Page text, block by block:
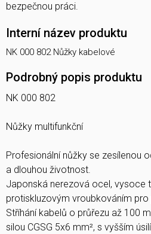
bezpečnou práci.
Interní název produktu
NK 000 802 Nůžky kabelové
Podrobný popis produktu
NK 000 802
Nůžky multifunkční
Profesionální nůžky se zesílenou
a dlouhou životnost.
Japonská nerezová ocel, vysoce
protiskluzovým vroubkováním pro
Stříhání kabelů o průřezu až 100
silou CGSG 5x6 mm², s vyšším